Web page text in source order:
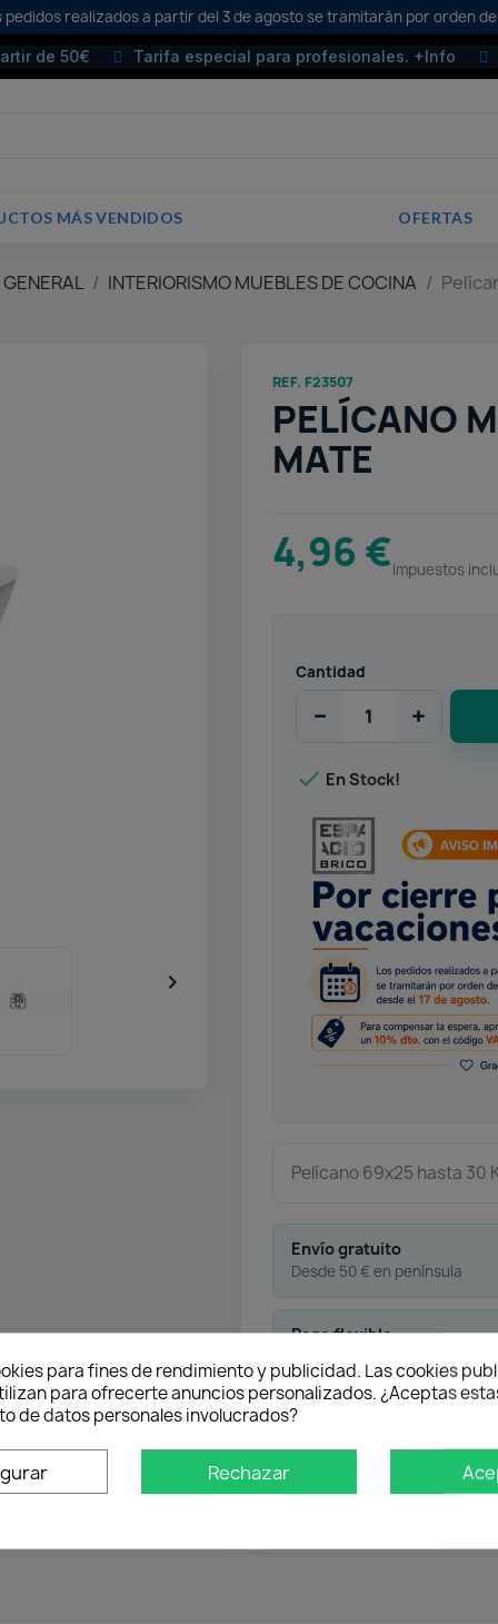
realizados a partir del 3 de agosto se tramitarán por orden de
de 50€ Tarifa especial para profesionales. +Info
MÁS VENDIDOS OFERTAS
INTERIORISMO MUEBLES DE COCINA

REF. F23507
PELÍCANO
MATE
4,96 €Impuestos
Cantidad
− +
 En Stock!
Pelícano 69x25 hasta 30
Envío gratuito
Desde 50 € en península
Pago flexible
Te ayudamos con cualquier
para fines de rendimiento y publicidad. Las cookies
para ofrecerte anuncios personalizados. ¿Aceptas
de datos personales involucrados?
Rechazar